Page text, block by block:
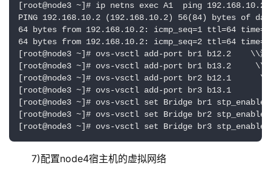
[root@node3 ~]# ip netns exec A1  ping 192.168.10.2
PING 192.168.10.2 (192.168.10.2) 56(84) bytes of
64 bytes from 192.168.10.2: icmp_seq=1 ttl=64
64 bytes from 192.168.10.2: icmp_seq=2 ttl=64
[root@node3 ~]# ovs-vsctl add-port br1 b12.2    \\添
[root@node3 ~]# ovs-vsctl add-port br1 b13.2     \\添
[root@node3 ~]# ovs-vsctl add-port br2 b12.1      \\
[root@node3 ~]# ovs-vsctl add-port br3 b13.1
[root@node3 ~]# ovs-vsctl set Bridge br1
[root@node3 ~]# ovs-vsctl set Bridge br2
[root@node3 ~]# ovs-vsctl set Bridge br3
7)配置node4宿主机的虚拟网络